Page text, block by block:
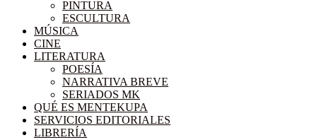
PINTURA
ESCULTURA
MÚSICA
CINE
LITERATURA
POESÍA
NARRATIVA BREVE
SERIADOS MK
QUÉ ES MENTEKUPA
SERVICIOS EDITORIALES
LIBRERÍA